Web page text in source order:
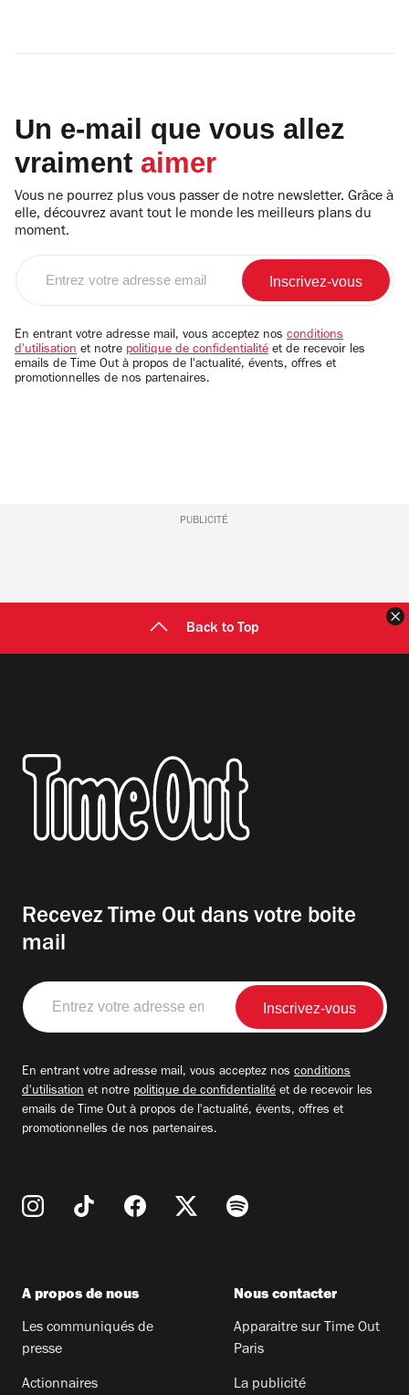
Un e-mail que vous allez
vraiment aimer
Vous ne pourrez plus vous passer de notre newsletter. Grâce à
elle, découvrez avant tout le monde les meilleurs plans du
moment.
email
En entrant votre adresse mail, vous acceptez nos conditions
d'utilisation et notre politique de confidentialité et de recevoir les
emails de Time Out à propos de l'actualité, évents, offres et
promotionnelles de nos partenaires.
PUBLICITÉ
Back to Top
Recevez Time Out dans votre boite
mail
Entrez
votre
adresse
En entrant votre adresse mail, vous acceptez nos conditions
d'utilisation et notre politique de confidentialité et de recevoir les
emails de Time Out à propos de l'actualité, évents, offres et
promotionnelles de nos partenaires.
A propos de nous
Les communiqués de
presse
Actionnaires
Nous contacter
Apparaitre sur Time Out
Paris
La publicité